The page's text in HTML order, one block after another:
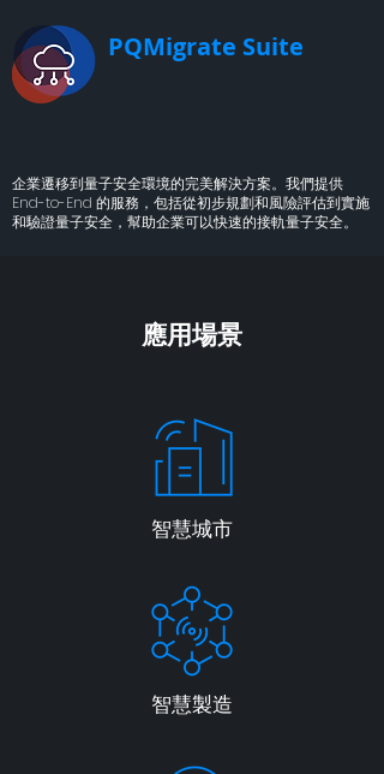
PQMigrate Suite
企業遷移到量子安全環境的完美解決方案。我們提供
End-to-End 的服務，包括從初步規劃和風險評估到實施
和驗證量子安全，幫助企業可以快速的接軌量子安全。
應用場景
智慧城市
智慧製造